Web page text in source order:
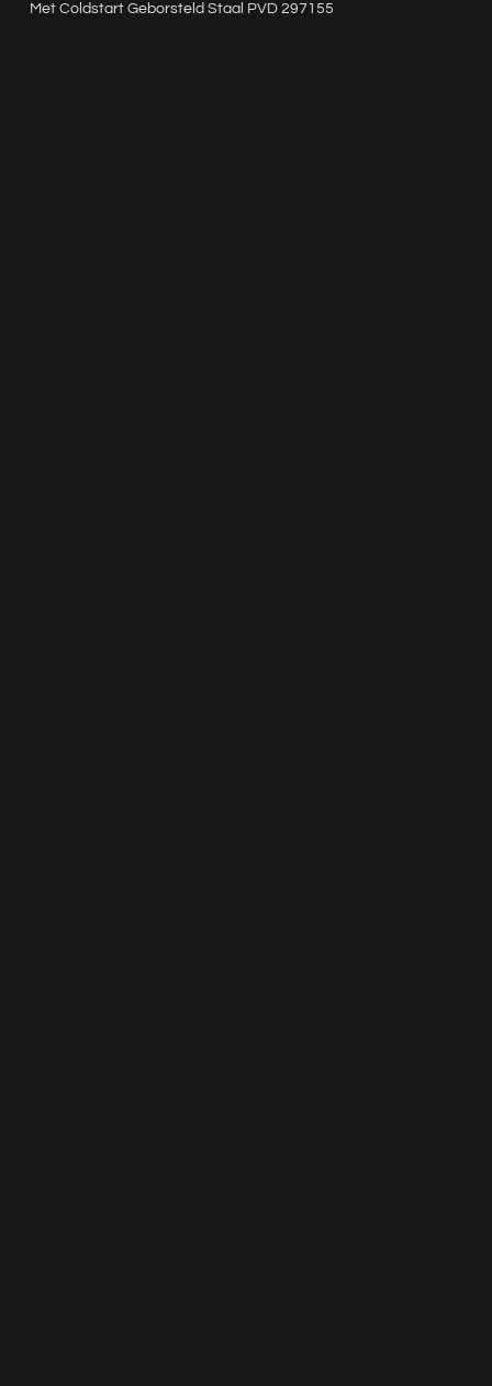
Met Coldstart Geborsteld Staal PVD 297155